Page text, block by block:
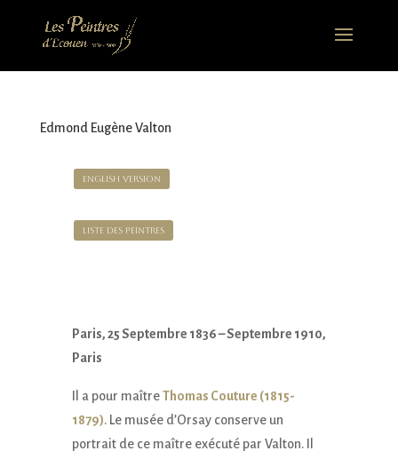
Edmond Eugène Valton
English version
Liste des Peintres
Paris, 25 Septembre 1836 – Septembre 1910,
Paris
Il a pour maîtreThomas Couture (1815-
1879). Le musée d’Orsay conserve un
portrait de ce maître exécuté par Valton. Il